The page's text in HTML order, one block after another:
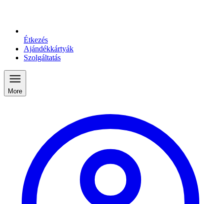
Étkezés
Ajándékkártyák
Szolgáltatás
More